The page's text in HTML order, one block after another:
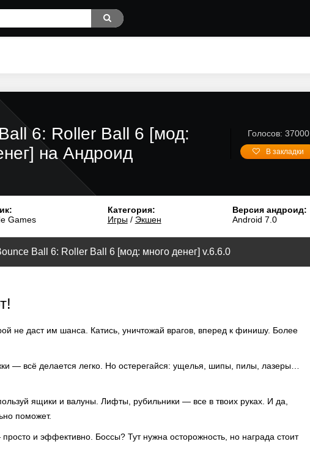
6: Roller Ball 6 [мод:
на Андроид
Голосов: 37000
В закладки
Games
Категория:
Игры/ Экшен
Версия андроид:
Android 7.0
Ball 6: Roller Ball 6 [мод: много денег] v.6.6.0
не даст им шанса. Катись, уничтожай врагов, вперед к финишу. Более
— всё делается легко. Но остерегайся: ущелья, шипы, пилы, лазеры…
ящики и валуны. Лифты, рубильники — все в твоих руках. И да,
поможет.
и эффективно. Боссы? Тут нужна осторожность, но награда стоит